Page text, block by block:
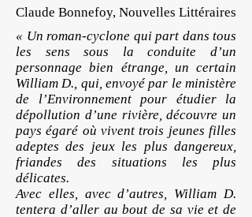
Claude Bonnefoy, Nouvelles Littéraires
« Un roman-cyclone qui part dans tous
les sens sous la conduite d’un
personnage bien étrange, un certain
William D., qui, envoyé par le ministère
de l’Environnement pour étudier la
dépollution d’une rivière, découvre un
pays égaré où vivent trois jeunes filles
adeptes des jeux les plus dangereux,
friandes des situations les plus
délicates.
Avec elles, avec d’autres, William D.
tentera d’aller au bout de sa vie et de